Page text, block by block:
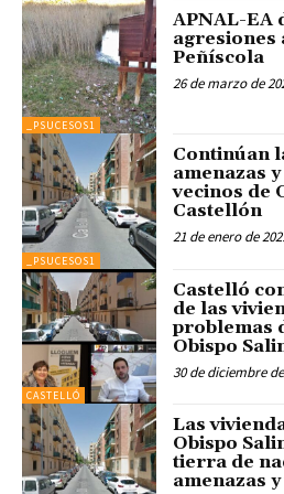
_PSUCESOS1
APNAL-EA
agresiones
Peñíscola
26 de marzo de
_PSUCESOS1
Continúan
amenazas
vecinos de
Castellón
21 de enero de
CASTELLÓ
Castelló
de las
problemas
Obispo
30 de diciembre
Las
Obispo
tierra de
amenazas